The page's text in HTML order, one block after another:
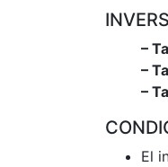
–
–
–
El